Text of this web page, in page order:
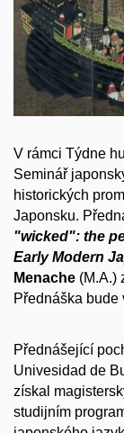
V rámci Týdne
Seminář
historických
Japonsku.
"wicked": the
Early Modern
Menache (M.A.)
Přednáška bude
Přednášející
Univesidad de
získal
studijním